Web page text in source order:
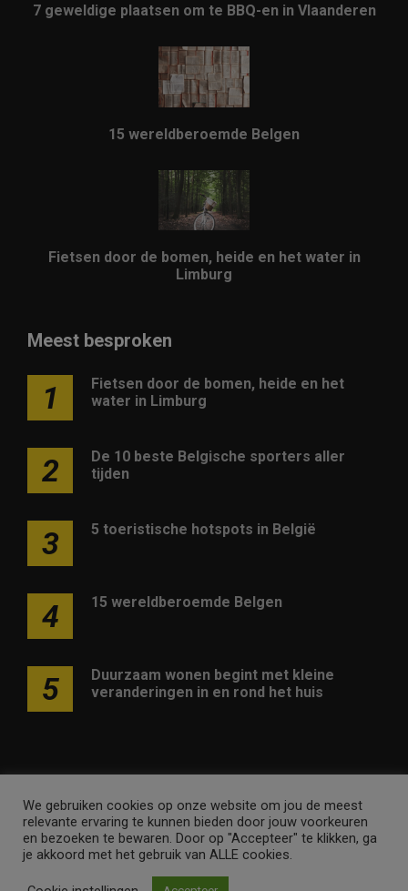
7 geweldige plaatsen om te BBQ-en in Vlaanderen
15 wereldberoemde Belgen
Fietsen door de bomen, heide en het water in
Limburg
Meest besproken
1
Fietsen door de bomen, heide en het
water in Limburg
2
De 10 beste Belgische sporters aller
tijden
3 5 toeristische hotspots in België
4 15 wereldberoemde Belgen
5
Duurzaam wonen begint met kleine
veranderingen in en rond het huis
Adverteren op deze website Contact
Disclaimer
Nieuwsbrief
Privacy
We gebruiken cookies op onze website om jou de meest
relevante ervaring te kunnen bieden door jouw voorkeuren
en bezoeken te bewaren. Door op "Accepteer" te klikken, ga
je akkoord met het gebruik van ALLE cookies.